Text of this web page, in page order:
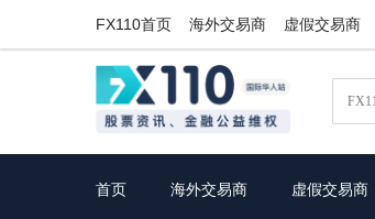
FX110首页 海外交易商 虚假交易商
首页 海外交易商 虚假交易商